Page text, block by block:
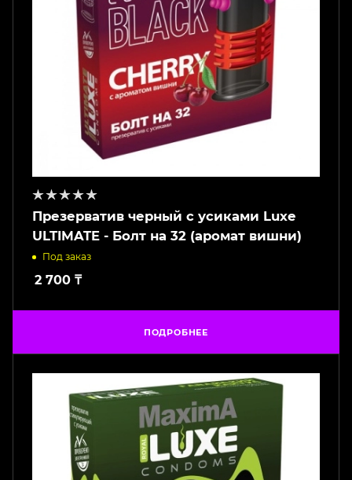
Презерватив черный с усиками Luxe
ULTIMATE - Болт на 32 (аромат вишни)
Под заказ
2 700 ₸
ПОДРОБНЕЕ